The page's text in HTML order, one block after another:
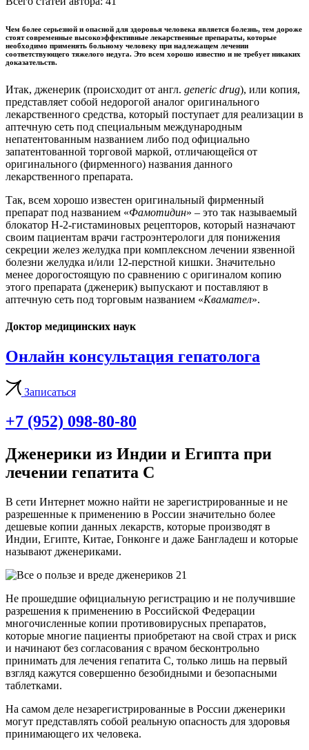
Чем более серьезной и опасной для здоровья человека является болезнь, тем дороже
стоят современные высокоэффективные лекарственные препараты, которые
необходимо применять больному человеку при надлежащем лечении
соответствующего тяжелого недуга. Это всем хорошо известно и не требует никаких
доказательств.
Итак, дженерик (происходит от англ. generic drug), или копия,
представляет собой недорогой аналог оригинального
лекарственного средства, который поступает для реализации в
аптечную сеть под специальным международным
непатентованным названием либо под официально
запатентованной торговой маркой, отличающейся от
оригинального (фирменного) названия данного
лекарственного препарата.
Так, всем хорошо известен оригинальный фирменный
препарат под названием «Фамотидин» – это так называемый
блокатор Н-2-гистаминовых рецепторов, который назначают
своим пациентам врачи гастроэнтерологи для понижения
секреции желез желудка при комплексном лечении язвенной
болезни желудка и/или 12-перстной кишки. Значительно
менее дорогостоящую по сравнению с оригиналом копию
этого препарата (дженерик) выпускают и поставляют в
аптечную сеть под торговым названием «Квамател».
Доктор медицинских наук
Онлайн консультация гепатолога
Записаться
+7 (952) 098-80-80
Дженерики из Индии и Египта при
лечении гепатита С
В сети Интернет можно найти не зарегистрированные и не
разрешенные к применению в России значительно более
дешевые копии данных лекарств, которые производят в
Индии, Египте, Китае, Гонконге и даже Бангладеш и которые
называют дженериками.
Не прошедшие официальную регистрацию и не получившие
разрешения к применению в Российской Федерации
многочисленные копии противовирусных препаратов,
которые многие пациенты приобретают на свой страх и риск
и начинают без согласования с врачом бесконтрольно
принимать для лечения гепатита С, только лишь на первый
взгляд кажутся совершенно безобидными и безопасными
таблетками.
На самом деле незарегистрированные в России дженерики
могут представлять собой реальную опасность для здоровья
принимающего их человека.